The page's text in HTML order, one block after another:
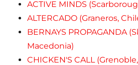
ACTIVE MINDS
ALTERCADO (Graneros,
BERNAYS PROPAGANDA
Macedonia)
CHICKEN'S CALL